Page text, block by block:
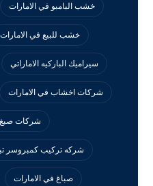
خشب البامبو في الامارات
خشب للبيع في الامارات
سيراميك الباركيه الاماراتي
شركات اخشاب في الامارات
شركات صبغ
شركه تركيب كمبروسر
صباغ في الامارات